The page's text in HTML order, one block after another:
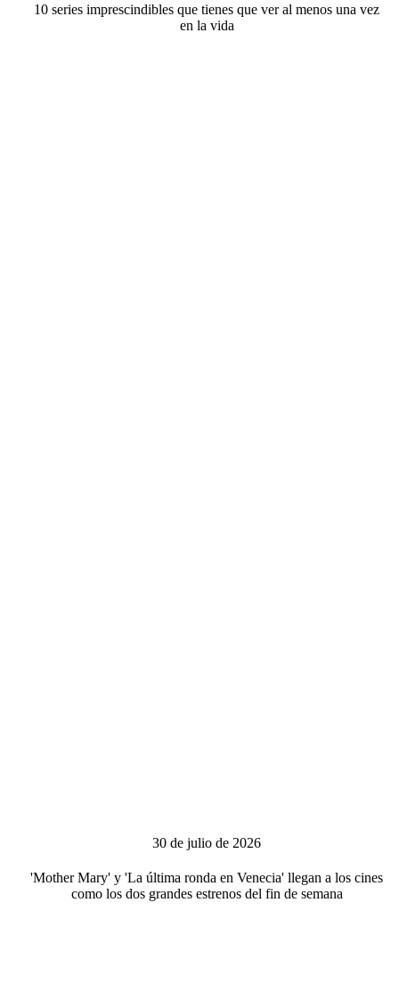
10 series imprescindibles que tienes que ver al menos una vez
en la vida
30 de julio de 2026
'Mother Mary' y 'La última ronda en Venecia' llegan a los cines
como los dos grandes estrenos del fin de semana